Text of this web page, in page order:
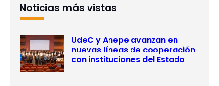
Noticias más vistas
UdeC y Anepe avanzan en
nuevas líneas de cooperación
con instituciones del Estado